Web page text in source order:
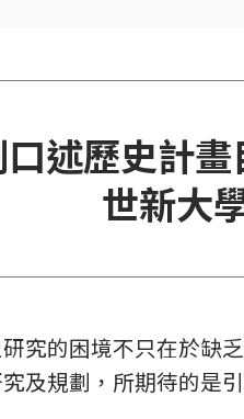
述歷史計
世新大
究的困境不只在於缺
及規劃，所期待的是